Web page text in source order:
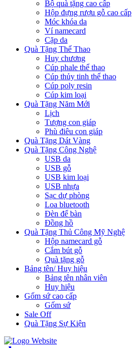
Bộ quà tặng cao cấp
Hộp đựng rượu gỗ cao cấp
Móc khóa da
Ví namecard
Cặp da
Quà Tặng Thể Thao
Huy chương
Cúp phale thể thao
Cúp thủy tinh thể thao
Cúp poly resin
Cúp kim loại
Quà Tặng Năm Mới
Lịch
Tượng con giáp
Phù điêu con giáp
Quà Tặng Dát Vàng
Quà Tặng Công Nghệ
USB da
USB gỗ
USB kim loại
USB nhựa
Sạc dự phòng
Loa bluetooth
Đèn để bàn
Đồng hồ
Quà Tặng Thủ Công Mỹ Nghệ
Hộp namecard gỗ
Cắm bút gỗ
Quà tặng gỗ
Bảng tên/ Huy hiệu
Bảng tên nhân viên
Huy hiệu
Gốm sứ cao cấp
Gốm sứ
Sale Off
Quà Tặng Sự Kiện